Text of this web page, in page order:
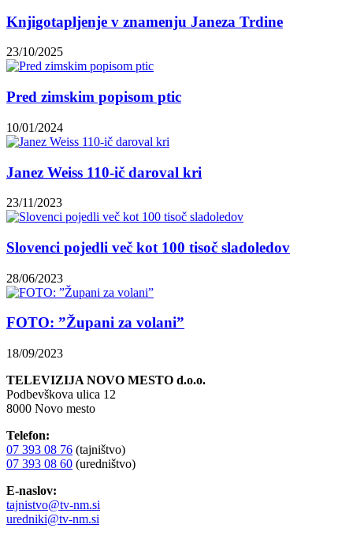
Knjigotapljenje v znamenju Janeza Trdine
23/10/2025
Pred zimskim popisom ptic
10/01/2024
Janez Weiss 110-ič daroval kri
23/11/2023
Slovenci pojedli več kot 100 tisoč sladoledov
28/06/2023
FOTO: ”Župani za volani”
18/09/2023
TELEVIZIJA NOVO MESTO d.o.o.
Podbevškova ulica 12
8000 Novo mesto
Telefon:
07 393 08 76 (tajništvo)
07 393 08 60 (uredništvo)
E-naslov:
tajnistvo@tv-nm.si
uredniki@tv-nm.si